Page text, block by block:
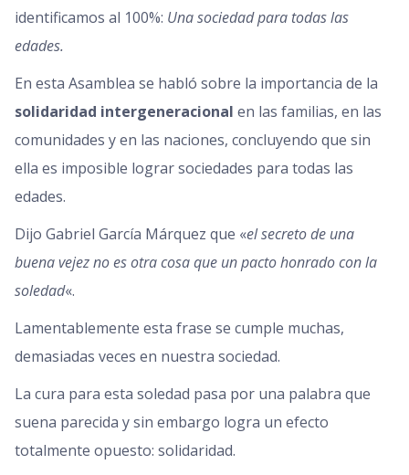
identificamos al 100%: Una sociedad para todas las
edades.
En esta Asamblea se habló sobre la importancia de la
solidaridad intergeneracional en las familias, en las
comunidades y en las naciones, concluyendo que sin
ella es imposible lograr sociedades para todas las
edades.
Dijo Gabriel García Márquez que «el secreto de una
buena vejez no es otra cosa que un pacto honrado con la
soledad«.
Lamentablemente esta frase se cumple muchas,
demasiadas veces en nuestra sociedad.
La cura para esta soledad pasa por una palabra que
suena parecida y sin embargo logra un efecto
totalmente opuesto: solidaridad.